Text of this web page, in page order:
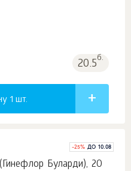
20.5б.
1 шт.
-25% ДО 10.08